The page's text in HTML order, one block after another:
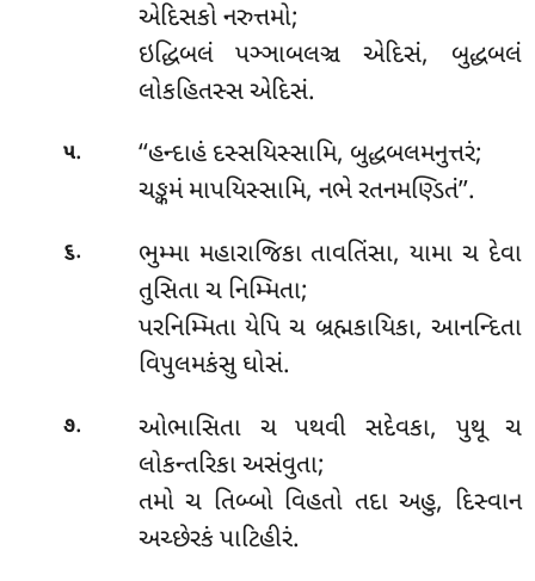
એદિસકો નરુત્તમો;
ઇદ્ધિબલં પઞ્ઞાબલઞ્ચ એદિસં, બુદ્ધબલં
લોકહિતસ્સ એદિસં.
૫. ‘‘હન્દાહં દસ્સયિસ્સામિ, બુદ્ધબલમનુત્તરં;
ચઙ્કમં માપયિસ્સામિ, નભે રતનમણ્ડિતં’’.
૬.
ભુમ્મા મહારાજિકા તાવતિંસા, યામા ચ દેવા
તુસિતા ચ નિમ્મિતા;
પરનિમ્મિતા યેપિ ચ બ્રહ્મકાયિકા, આનન્દિતા
વિપુલમકંસુ ઘોસં.
૭. ઓભાસિતા ચ પથવી સદેવકા, પુથૂ ચ
લોકન્તરિકા અસંવુતા;
તમો ચ તિબ્બો વિહતો તદા અહુ, દિસ્વાન
અચ્છેરકં પાટિહીરં.